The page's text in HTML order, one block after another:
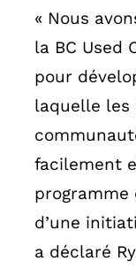
« Nous
la BC Used
pour
laquelle les
facilement
programme
d’une
a déclaré